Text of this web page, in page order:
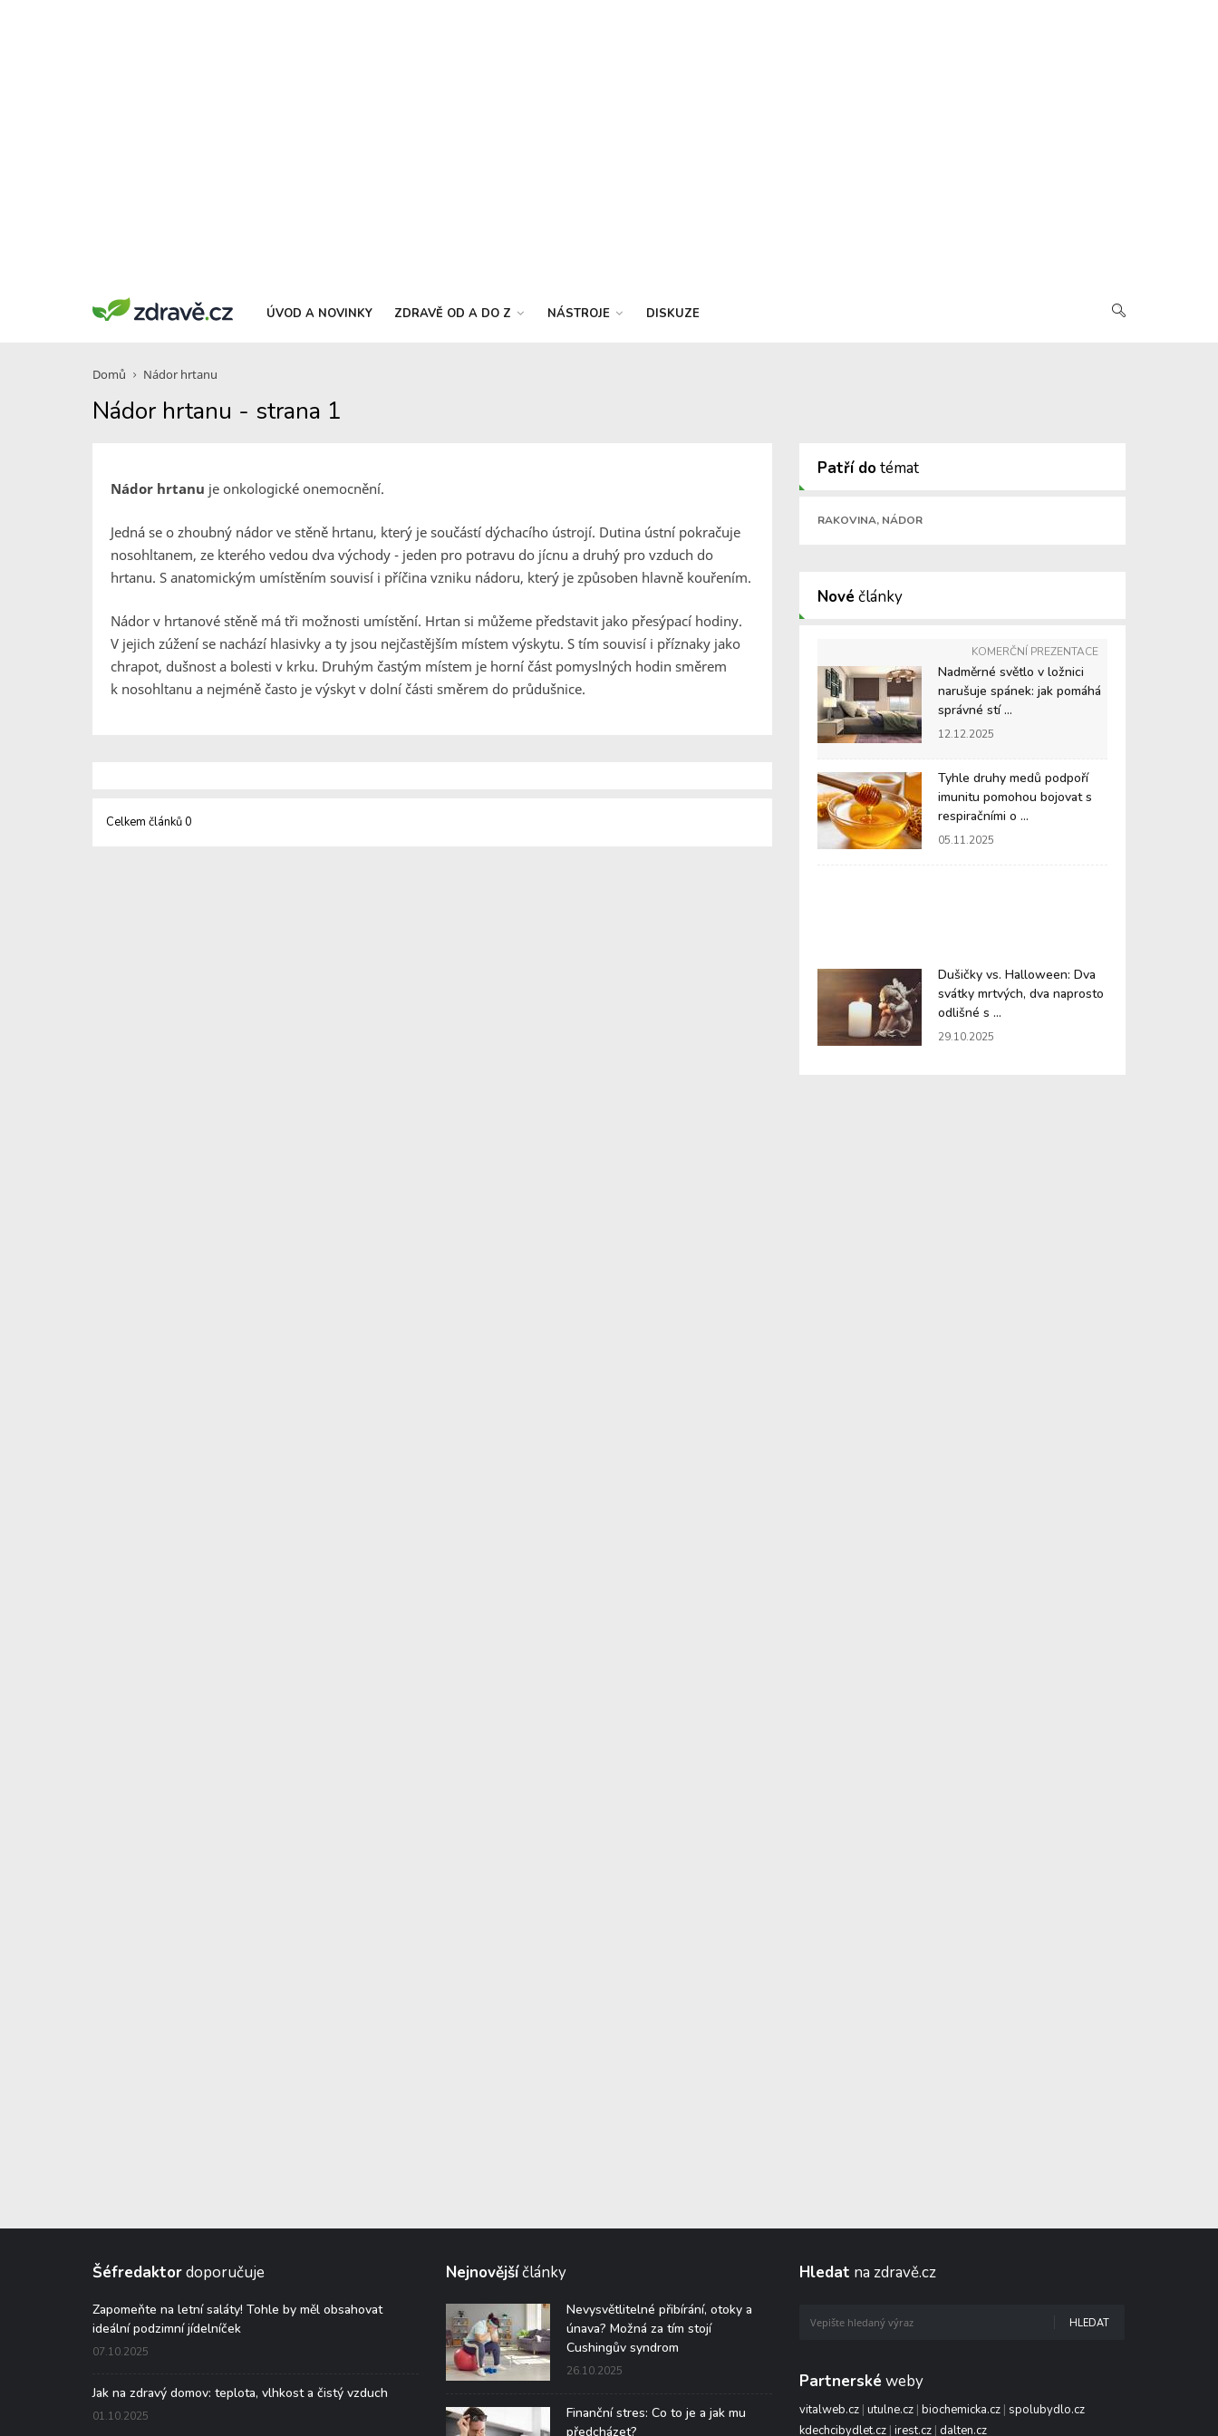
ÚVOD A NOVINKY ZDRAVĚ OD A DO Z NÁSTROJE DISKUZE
Domů Nádor hrtanu
Nádor hrtanu - strana 1
Nádor hrtanu je onkologické onemocnění.
Jedná se o zhoubný nádor ve stěně hrtanu, který je součástí dýchacího ústrojí. Dutina ústní pokračuje
nosohltanem, ze kterého vedou dva východy - jeden pro potravu do jícnu a druhý pro vzduch do
hrtanu. S anatomickým umístěním souvisí i příčina vzniku nádoru, který je způsoben hlavně kouřením.
Nádor v hrtanové stěně má tři možnosti umístění. Hrtan si můžeme představit jako přesýpací hodiny.
V jejich zúžení se nachází hlasivky a ty jsou nejčastějším místem výskytu. S tím souvisí i příznaky jako
chrapot, dušnost a bolesti v krku. Druhým častým místem je horní část pomyslných hodin směrem
k nosohltanu a nejméně často je výskyt v dolní části směrem do průdušnice.
Celkem článků 0
Patří dotémat
RAKOVINA, NÁDOR
Nové články
KOMERČNÍ PREZENTACE
Nadměrné světlo v ložnici
narušuje spánek: jak pomáhá
správné stí ...
12.12.2025
Tyhle druhy medů podpoří
imunitu pomohou bojovat s
respiračními o ...
05.11.2025
Dušičky vs. Halloween: Dva
svátky mrtvých, dva naprosto
odlišné s ...
29.10.2025
Šéfredaktordoporučuje
Zapomeňte na letní saláty! Tohle by měl obsahovat
ideální podzimní jídelníček
07.10.2025
Jak na zdravý domov: teplota, vlhkost a čistý vzduch
01.10.2025
Nejnovějšíčlánky
Nevysvětlitelné přibírání, otoky a
únava? Možná za tím stojí
Cushingův syndrom
26.10.2025
Finanční stres: Co to je a jak mu
předcházet?
Hledat na zdravě.cz
HLEDAT
Partnerské weby
vitalweb.cz| utulne.cz| biochemicka.cz| spolubydlo.cz
kdechcibydlet.cz| irest.cz| dalten.cz